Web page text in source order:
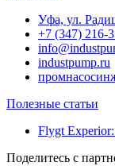
Уфа, ул.
+7 (347) 216-
industpump.ru
Полезные статьи
Flygt
Поделитесь с